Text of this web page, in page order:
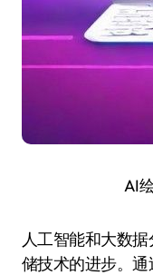
AI
人工智能和大数
储技术的进步。